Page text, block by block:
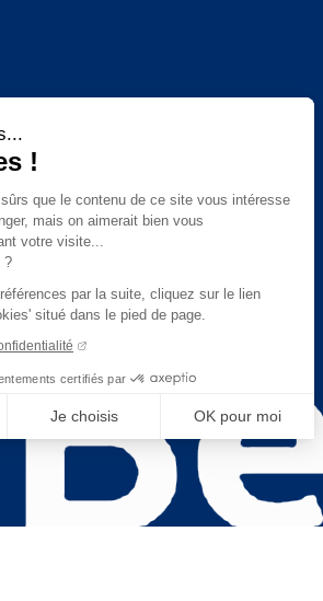
!
que le contenu de ce site vous intéresse
mais on aimerait bien vous
votre visite...
?
par la suite, cliquez sur le lien
situé dans le pied de page.
certifiés par
Je choisis OK pour moi
du Consentement : Personnalisez
permet d'adapter et de gérer vos